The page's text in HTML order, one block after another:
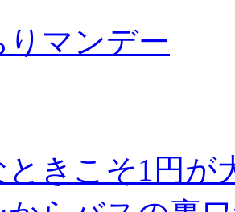
りマンデー
ときこそ1円が